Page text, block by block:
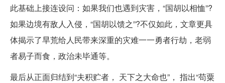
此基础上接连设问：如果我们也遇到灾害，“国胡以相恤”?
如果边境有敌人入侵，“国胡以馈之”?不仅如此，文章更具
体揭示了旱荒给人民带来深重的灾难一一勇者行劫，老弱
者易子而食，政治未毕通等。
最后从正面归结到“夫积贮者， 天下之大命也”， 指出“苟粟